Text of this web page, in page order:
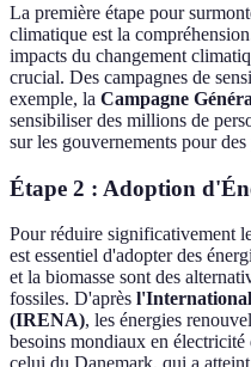
La première étape pour
climatique est la
impacts du changement
crucial. Des campagnes de
exemple, la Campagne
sensibiliser des millions de
sur les gouvernements pour
Étape 2 : Adoption
Pour réduire significativement
est essentiel d'adopter des
et la biomasse sont des
fossiles. D'après
(IRENA), les énergies
besoins mondiaux en